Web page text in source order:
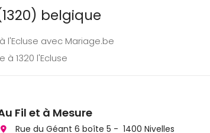
belgique
l'Ecluse avec Mariage.be
1320 l'Ecluse
Fil et à Mesure
Rue du Géant 6 boîte 5 - 1400 Nivelles